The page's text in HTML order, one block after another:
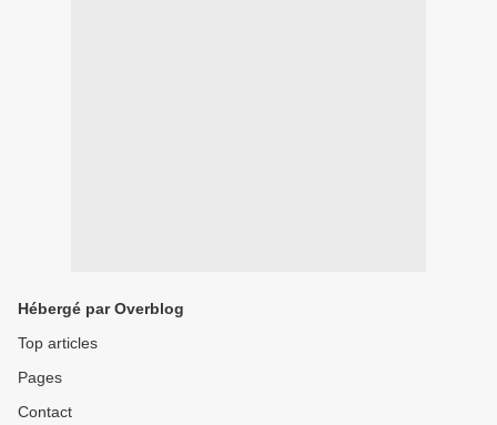
Hébergé par Overblog
Top articles
Pages
Contact